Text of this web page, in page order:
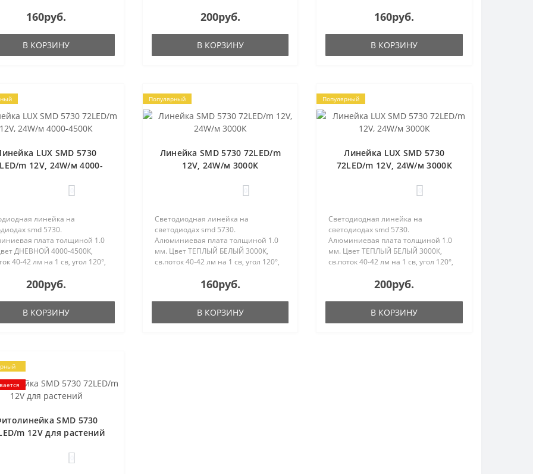
1000х12х2.0 мм. Провод
15 см с одной
160руб.
В КОРЗИНУ
Вт. Размеры 1000х10х2.0 мм. Провод
для подключения 15 см с одной
стороны...
200руб.
В КОРЗИНУ
Размеры 1000х12х2.0 мм. Провод
для подключения 15 см с одной
стороны...
160руб.
В КОРЗИНУ
LUX SMD 5730
m 12V, 24W/м 4000-
линейка на
smd 5730.
плата толщиной 1.0
ДНЕВНОЙ 4000-4500К,
40-42 лм на 1 св, угол 120°,
1000х10х2.0 мм. Провод
15 см с одной
200руб.
В КОРЗИНУ
Популярный
Линейка SMD 5730 72LED/m
12V, 24W/м 3000К
Светодиодная линейка на
светодиодах smd 5730.
Алюминиевая плата толщиной 1.0
мм. Цвет ТЕПЛЫЙ БЕЛЫЙ 3000К,
св.поток 40-42 лм на 1 св, угол 120°,
Размеры 1000х12х2.0 мм. Провод
для подключения 15 см с одной
стороны...
160руб.
В КОРЗИНУ
Популярный
Линейка LUX SMD 5730
72LED/m 12V, 24W/м 3000К
Светодиодная линейка на
светодиодах smd 5730.
Алюминиевая плата толщиной 1.0
мм. Цвет ТЕПЛЫЙ БЕЛЫЙ 3000К,
св.поток 40-42 лм на 1 св, угол 120°,
Размеры 1000х10х2.0 мм. Провод
для подключения 15 см с одной
стороны...
200руб.
В КОРЗИНУ
SMD 5730
m 12V для растений